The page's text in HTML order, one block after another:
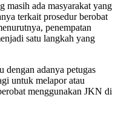
masih ada masyarakat yang
terkait prosedur berobat
penempatan
satu langkah yang
dengan adanya petugas
untuk melapor atau
menggunakan JKN di